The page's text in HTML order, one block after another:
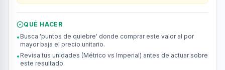
QUÉ HACER
• Busca 'puntos de quiebre' donde comprar este valor al por
mayor baja el precio unitario.
• Revisa tus unidades (Métrico vs Imperial) antes de actuar sobre
este resultado.